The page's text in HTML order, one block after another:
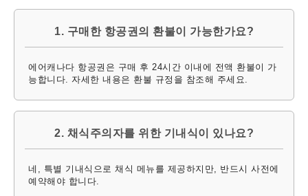
1. 구매한 항공권의 환불이 가능한가요?
에어캐나다 항공권은 구매 후 24시간 이내에 전액 환불이 가
능합니다. 자세한 내용은 환불 규정을 참조해 주세요.
2. 채식주의자를 위한 기내식이 있나요?
네, 특별 기내식으로 채식 메뉴를 제공하지만, 반드시 사전에
예약해야 합니다.